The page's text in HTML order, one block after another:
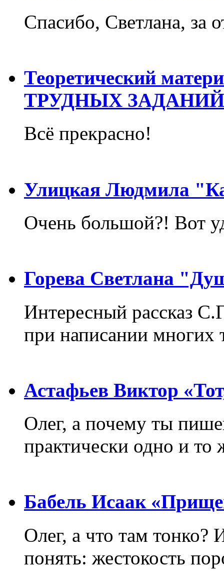
Спасибо, Светлана, за
Теоретический
ТРУДНЫХ
Всё прекрасно!
Улицкая Людмила
Очень большой?! Вот
Горева Светлана
Интересный рассказ
при написании многих
Астафьев Виктор
Олег, а почему ты
практически одно и то
Бабель Исаак
Олег, а что там тонко?
понять: жестокость